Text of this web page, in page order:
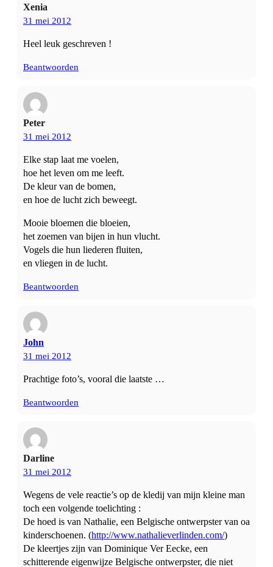
Xenia
31 mei 2012
Heel leuk geschreven !
Beantwoorden
Peter
31 mei 2012
Elke stap laat me voelen,
hoe het leven om me leeft.
De kleur van de bomen,
en hoe de lucht zich beweegt.
Mooie bloemen die bloeien,
het zoemen van bijen in hun vlucht.
Vogels die hun liederen fluiten,
en vliegen in de lucht.
Beantwoorden
John
31 mei 2012
Prachtige foto’s, vooral die laatste …
Beantwoorden
Darline
31 mei 2012
Wegens de vele reactie’s op de kledij van mijn kleine man
toch een volgende toelichting :
De hoed is van Nathalie, een Belgische ontwerpster van oa
kinderschoenen. (http://www.nathalieverlinden.com/)
De kleertjes zijn van Dominique Ver Eecke, een
schitterende eigenwijze Belgische ontwerpster, die niet